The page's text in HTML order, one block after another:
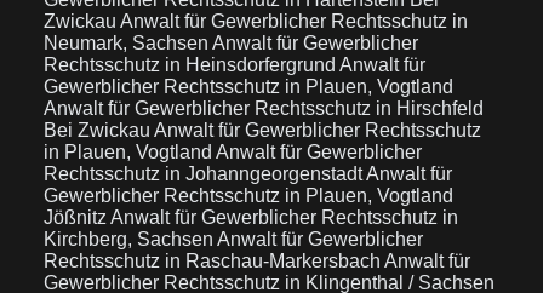
Zwickau Anwalt für Gewerblicher Rechtsschutz in
Neumark, Sachsen Anwalt für Gewerblicher
Rechtsschutz in Heinsdorfergrund Anwalt für
Gewerblicher Rechtsschutz in Plauen, Vogtland
Anwalt für Gewerblicher Rechtsschutz in Hirschfeld
Bei Zwickau Anwalt für Gewerblicher Rechtsschutz
in Plauen, Vogtland Anwalt für Gewerblicher
Rechtsschutz in JohanngeorgenstadtAnwalt für
Gewerblicher Rechtsschutz in Plauen, Vogtland
Jößnitz Anwalt für Gewerblicher Rechtsschutz in
Kirchberg, Sachsen Anwalt für Gewerblicher
Rechtsschutz in Raschau-Markersbach Anwalt für
Gewerblicher Rechtsschutz in Klingenthal / Sachsen